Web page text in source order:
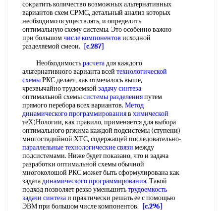
сократить количество возможных альтернативных
вариантов схем СРМС, детальный анализ которых
необходимо осуществлять, и определить
оптимальную схему системы. Это особенно важно
при большомчисле компонентов исходной
разделяемой смеои.
[c.287]
Необходимостьрасчетадля каждого
альтернативного варианта всей технологической
схемыРКС делает, как отмечалось выше,
чрезвычайно трудоемкой задачу синтеза
оптимальной схемысистемы разделенияпутем
прямого перебора всех вариантов. Метод
динамического программированияв химической
теХ)Нологии, как правило, применяется для выбора
оптимального ргжима каждой подсистемы (ступени)
многостадийной ХТС, содержащей последовательно-
параллельные технологические связи между
подсистемами. Ниже будет показано, что и задача
разработки оптимальной схемы обычной
многоколошой РКС может быть сформулирована как
задачадинамического программирования. Такой
подход позволяет резко уменьшитьтрудоемкость
задачи синтезаи практически решать ее с помощью
ЭВМ при большом числе компонентов.
[c.296]